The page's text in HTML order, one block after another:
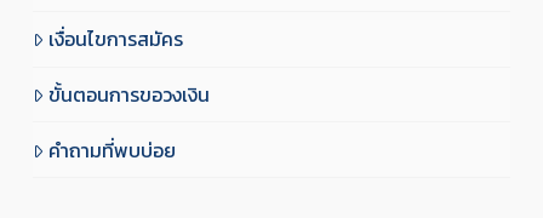
เงื่อนไขการสมัคร
ขั้นตอนการขอวงเงิน
คำถามที่พบบ่อย